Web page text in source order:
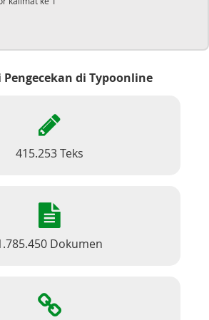
di Typoonline
415.253 Teks
Dokumen